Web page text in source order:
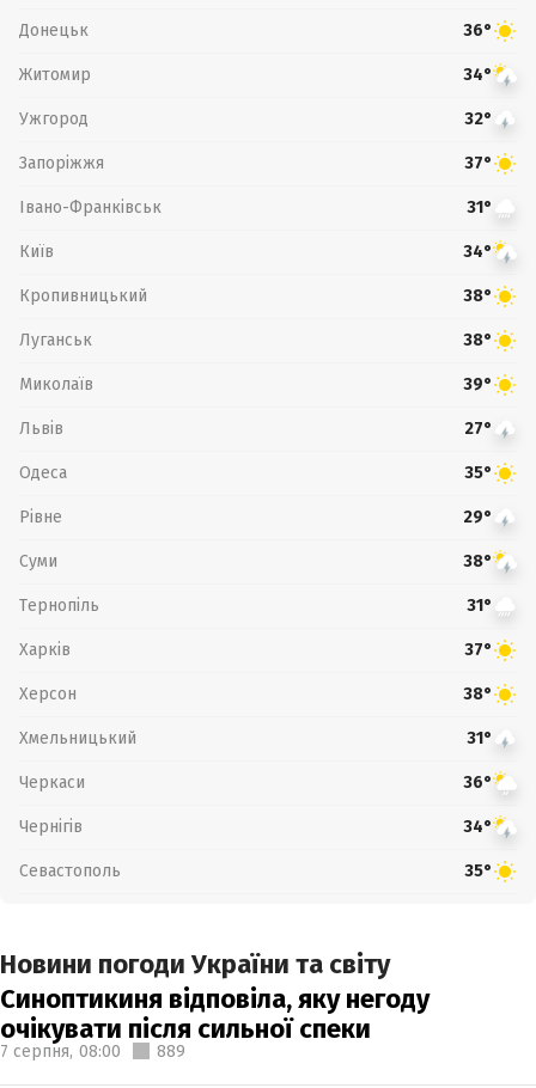
Донецьк 36°
Житомир 34°
Ужгород 32°
Запоріжжя 37°
Івано-Франківськ 31°
Київ 34°
Кропивницький 38°
Луганськ 38°
Миколаїв 39°
Львів 27°
Одеса 35°
Рівне 29°
Суми 38°
Тернопіль 31°
Харків 37°
Херсон 38°
Хмельницький 31°
Черкаси 36°
Чернігів 34°
Севастополь 35°
Новини погоди України та світу
Синоптикиня відповіла, яку негоду
очікувати після сильної спеки
7 серпня, 08:00 889